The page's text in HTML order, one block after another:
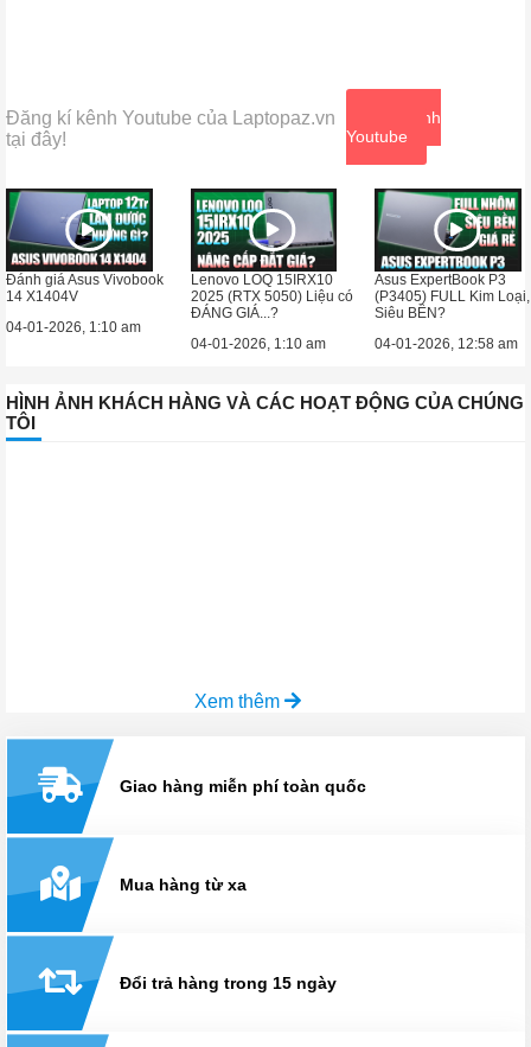
Đăng kí kênh Youtube của Laptopaz.vn
tại đây!
Xem kênh
Youtube
Đánh giá Asus Vivobook
14 X1404V
04-01-2026, 1:10 am
Lenovo LOQ 15IRX10
2025 (RTX 5050) Liệu có
ĐÁNG GIÁ...?
04-01-2026, 1:10 am
Asus ExpertBook P3
(P3405) FULL Kim Loại,
Siêu BỀN?
04-01-2026, 12:58 am
HÌNH ẢNH KHÁCH HÀNG VÀ CÁC HOẠT ĐỘNG CỦA CHÚNG
TÔI
Xem thêm
Giao hàng miễn phí toàn quốc
Mua hàng từ xa
Đổi trả hàng trong 15 ngày